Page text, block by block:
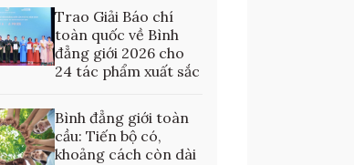
Trao Giải Báo chí
toàn quốc về Bình
đẳng giới 2026 cho
24 tác phẩm xuất sắc
Bình đẳng giới toàn
cầu: Tiến bộ có,
khoảng cách còn dài